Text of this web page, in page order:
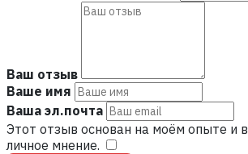
Ваш отзыв
Ваше имя
Ваша эл.почта
Этот отзыв основан на моём опыте и
личное мнение.